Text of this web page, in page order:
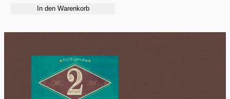
war:
ist:
In den Warenkorb